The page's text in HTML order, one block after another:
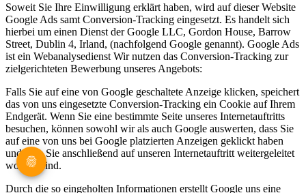
Soweit Sie Ihre Einwilligung erklärt haben, wird auf dieser Website
Google Ads samt Conversion-Tracking eingesetzt. Es handelt sich
hierbei um einen Dienst der Google LLC, Gordon House, Barrow
Street, Dublin 4, Irland, (nachfolgend Google genannt). Google Ads
ist ein Webanalysedienst Wir nutzen das Conversion-Tracking zur
zielgerichteten Bewerbung unseres Angebots:
Falls Sie auf eine von Google geschaltete Anzeige klicken, speichert
das von uns eingesetzte Conversion-Tracking ein Cookie auf Ihrem
Endgerät. Wenn Sie eine bestimmte Seite unseres Internetauftritts
besuchen, können sowohl wir als auch Google auswerten, dass Sie
auf eine von uns bei Google platzierten Anzeigen geklickt haben
und dass Sie anschließend auf unseren Internetauftritt weitergeleitet
worden sind.
Durch die so eingeholten Informationen erstellt Google uns eine